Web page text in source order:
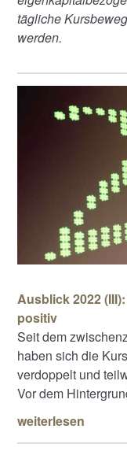
tägliche
werden.
Ausblick 2022
positiv
Seit dem
haben sich die
verdoppelt und
Vor dem
weiterlesen